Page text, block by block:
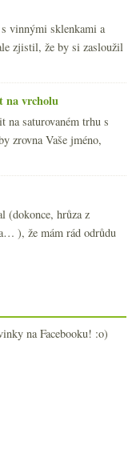
vinnými sklenkami a
zjistil, že by si zasloužil
na vrcholu
na saturovaném trhu s
zrovna Vaše jméno,
(dokonce, hrůza z
), že mám rád odrůdu
na Facebooku! :o)